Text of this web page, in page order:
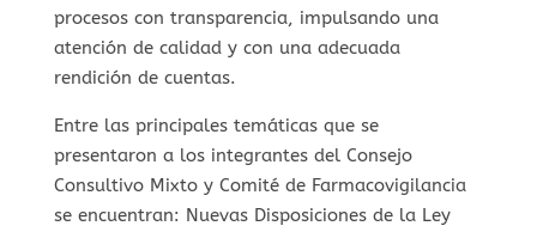
procesos con transparencia, impulsando una
atención de calidad y con una adecuada
rendición de cuentas.
Entre las principales temáticas que se
presentaron a los integrantes del Consejo
Consultivo Mixto y Comité de Farmacovigilancia
se encuentran: Nuevas Disposiciones de la Ley